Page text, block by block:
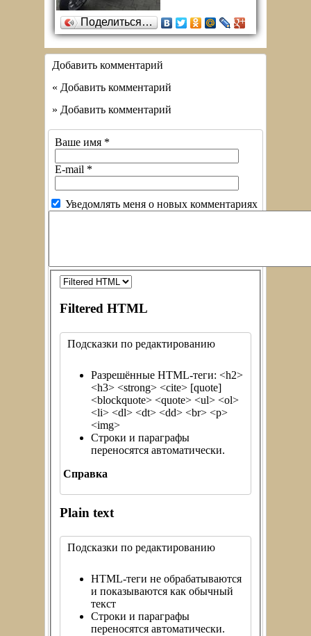
Поделиться…
Добавить комментарий
« Добавить комментарий
» Добавить комментарий
Ваше имя *
E-mail *
Уведомлять меня о новых комментариях
Filtered HTML
Подсказки по редактированию
Разрешённые HTML-теги: <h2>
<h3> <strong> <cite> [quote]
<blockquote> <quote> <ul> <ol>
<li> <dl> <dt> <dd> <br> <p>
<img>
Строки и параграфы
переносятся автоматически.
Справка
Plain text
Подсказки по редактированию
HTML-теги не обрабатываются
и показываются как обычный
текст
Строки и параграфы
переносятся автоматически.